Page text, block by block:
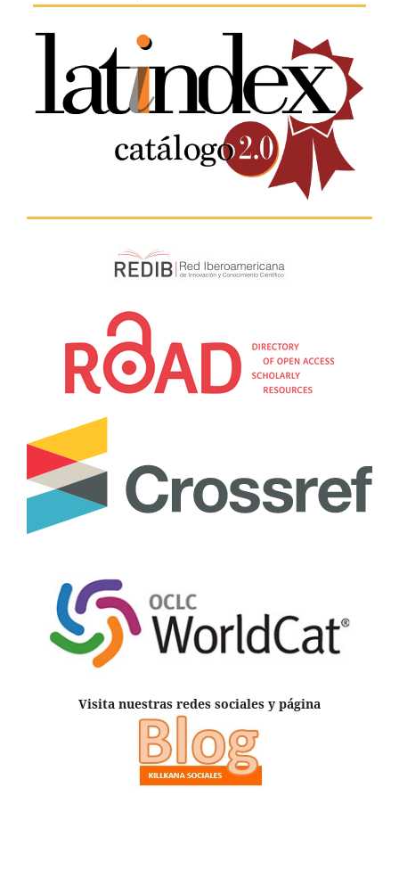
Visita nuestras redes sociales y página